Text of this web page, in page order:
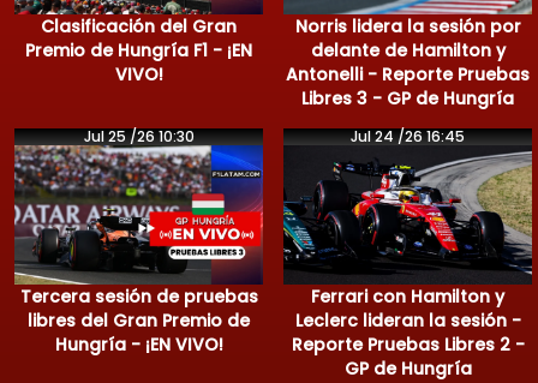
Clasificación del Gran
Premio de Hungría F1 - ¡EN
VIVO!
Norris lidera la sesión por
delante de Hamilton y
Antonelli - Reporte Pruebas
Libres 3 - GP de Hungría
Jul 25 /26 10:30
Tercera sesión de pruebas
libres del Gran Premio de
Hungría - ¡EN VIVO!
Jul 24 /26 16:45
Ferrari con Hamilton y
Leclerc lideran la sesión -
Reporte Pruebas Libres 2 -
GP de Hungría